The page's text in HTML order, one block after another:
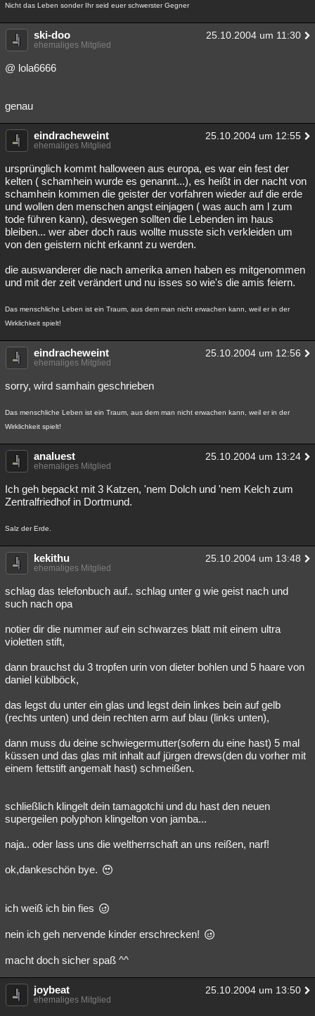
Nicht das Leben sonder Ihr seid euer schwerster Gegner
ski-doo 25.10.2004 um 11:30
ehemaliges Mitglied
@ lola6666
genau
eindracheweint 25.10.2004 um 12:55
ehemaliges Mitglied
ursprünglich kommt halloween aus europa, es war ein fest der
kelten ( schamhein wurde es genannt...), es heißt in der nacht von
schamhein kommen die geister der vorfahren wieder auf die erde
und wollen den menschen angst einjagen ( was auch am l zum
tode führen kann), deswegen sollten die Lebenden im haus
bleiben... wer aber doch raus wollte musste sich verkleiden um
von den geistern nicht erkannt zu werden.
die auswanderer die nach amerika amen haben es mitgenommen
und mit der zeit verändert und nu isses so wie's die amis feiern.
Das menschliche Leben ist ein Traum, aus dem man nicht erwachen kann, weil er in der
Wirklichkeit spielt!
eindracheweint 25.10.2004 um 12:56
ehemaliges Mitglied
sorry, wird samhain geschrieben
Das menschliche Leben ist ein Traum, aus dem man nicht erwachen kann, weil er in der
Wirklichkeit spielt!
analuest 25.10.2004 um 13:24
ehemaliges Mitglied
Ich geh bepackt mit 3 Katzen, 'nem Dolch und 'nem Kelch zum
Zentralfriedhof in Dortmund.
Salz der Erde.
kekithu 25.10.2004 um 13:48
ehemaliges Mitglied
schlag das telefonbuch auf.. schlag unter g wie geist nach und
such nach opa
notier dir die nummer auf ein schwarzes blatt mit einem ultra
violetten stift,
dann brauchst du 3 tropfen urin von dieter bohlen und 5 haare von
daniel küblböck,
das legst du unter ein glas und legst dein linkes bein auf gelb
(rechts unten) und dein rechten arm auf blau (links unten),
dann muss du deine schwiegermutter(sofern du eine hast) 5 mal
küssen und das glas mit inhalt auf jürgen drews(den du vorher mit
einem fettstift angemalt hast) schmeißen.
schließlich klingelt dein tamagotchi und du hast den neuen
supergeilen polyphon klingelton von jamba...
naja.. oder lass uns die weltherrschaft an uns reißen, narf!
ok,dankeschön bye.
ich weiß ich bin fies
nein ich geh nervende kinder erschrecken!
macht doch sicher spaß ^^
joybeat 25.10.2004 um 13:50
ehemaliges Mitglied